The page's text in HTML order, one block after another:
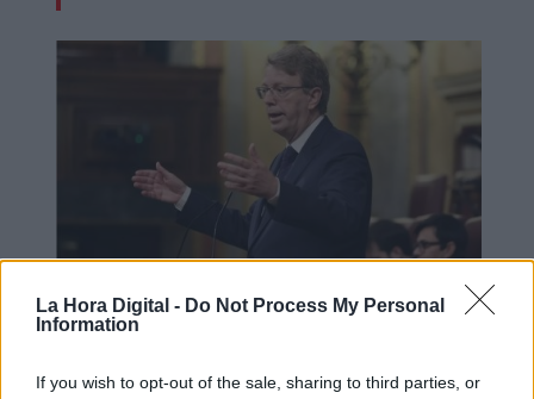
La Hora Digital - Do Not Process My Personal
Information
If you wish to opt-out of the sale, sharing to third parties, or
El portavoz de PDeCAT califica de
"márketing" los impuestos